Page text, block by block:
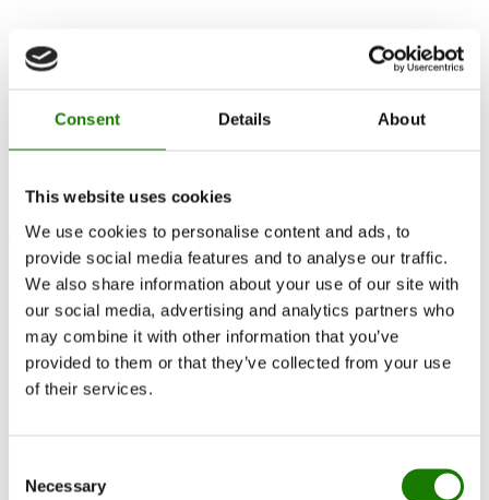
Consent Details About
This website uses cookies
We use cookies to personalise content and ads, to
provide social media features and to analyse our traffic.
We also share information about your use of our site with
our social media, advertising and analytics partners who
may combine it with other information that you’ve
provided to them or that they’ve collected from your use
of their services.
Selection
Necessary
Produkter
Produkter
Peisinnsatser
Peisovner
Gasspeiser
Frittstående gasspeiser
Tilbehør til gasspeiser